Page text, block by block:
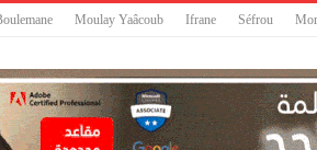
Moulay Yaâcoub Ifrane Séfrou